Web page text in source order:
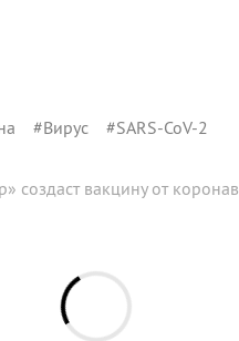
#Вирус #SARS-CoV-2
создаст вакцину от